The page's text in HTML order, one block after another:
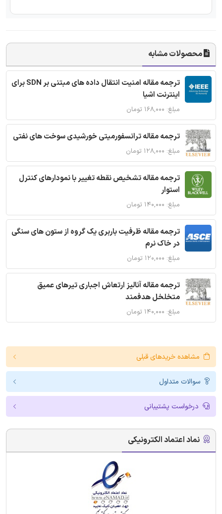
محصولات مشابه
ترجمه مقاله امنیت انتقال داده های مبتنی بر SDN برای
اینترنت اشیا
مبلغ: ۱۶۸,۰۰۰ تومان
ترجمه مقاله ترانسفورمیتی خورشیدی سوخت های نفتی
مبلغ: ۱۲۸,۰۰۰ تومان
ترجمه مقاله تشخیص نقطه تغییر با نمودارهای کنترل
استوار
مبلغ: ۱۴۰,۰۰۰ تومان
ترجمه مقاله ظرفیت باربری یک گروه از ستون های سنگی
در خاک نرم
مبلغ: ۱۲۰,۰۰۰ تومان
ترجمه مقاله آنالیز ارتعاش اجباری تیرهای عمیق
متخلخل هدفمند
مبلغ: ۱۴۰,۰۰۰ تومان
مشاهده خریدهای قبلی
سوالات متداول
درخواست پشتیبانی
نماد اعتماد الکترونیکی